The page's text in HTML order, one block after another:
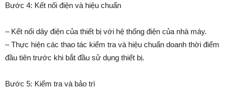
Bước 4: Kết nối điện và hiệu chuẩn
– Kết nối dây điện của thiết bị với hệ thống điện của nhà máy.
– Thực hiện các thao tác kiểm tra và hiệu chuẩn doanh thời điểm
đầu tiên trước khi bắt đầu sử dụng thiết bị.
Bước 5: Kiểm tra và bảo trì